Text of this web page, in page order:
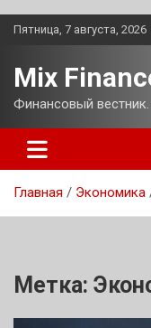
Перейти
Пятница, 7 августа, 2026
Mix
Финансовый вестник.
Главная Экономика
Метка: